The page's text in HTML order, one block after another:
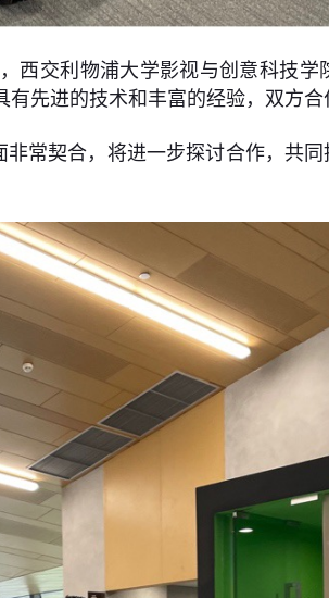
西交利物浦大学影视与创意科技
先进的技术和丰富的经验，双方合
常契合，将进一步探讨合作，共